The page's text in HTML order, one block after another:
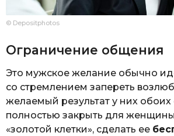
© Depositphotos
Ограничение общения
Это мужское желание обычно
со стремлением запереть
желаемый результат у них
полностью закрыть для
«золотой клетки», сделать ее